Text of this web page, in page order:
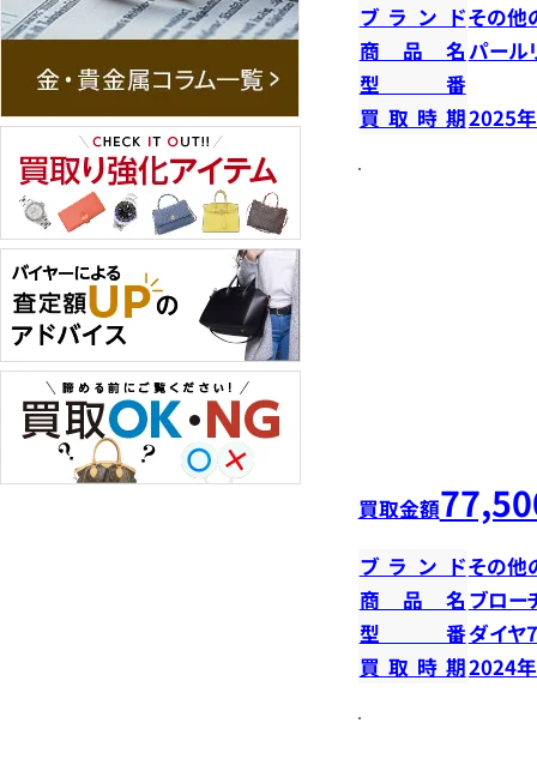
ブランドその他
商品名 パール
型番
買取時期2025
買取金額
ブランドその他
商品名 ブロー
型番ダイヤ
買取時期2024